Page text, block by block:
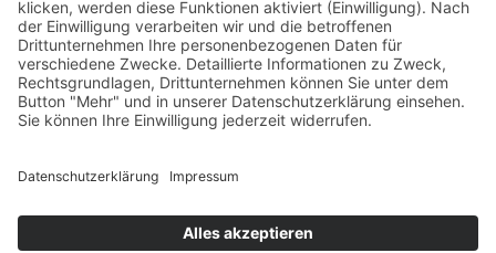
E-Mail
Nachricht